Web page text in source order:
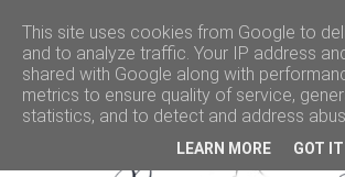
This site uses cookies from Google to
and to analyze traffic. Your IP address
shared with Google along with
metrics to ensure quality of service,
statistics, and to detect and address
LEARN MORE GOT IT